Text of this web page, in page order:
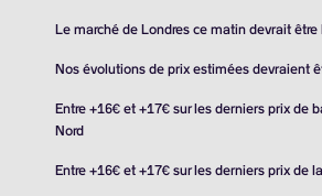
Le marché de Londres ce matin devrait être
Nos évolutions de prix estimées devraient
Entre +16€ et +17€ sur les derniers prix de
Nord
Entre +16€ et +17€ sur les derniers prix de